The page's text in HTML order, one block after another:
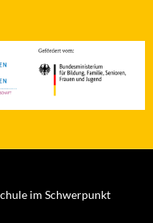
im Schwerpunkt